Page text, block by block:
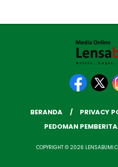
BERANDA PRIVACY
PEDOMAN
COPYRIGHT © 2026